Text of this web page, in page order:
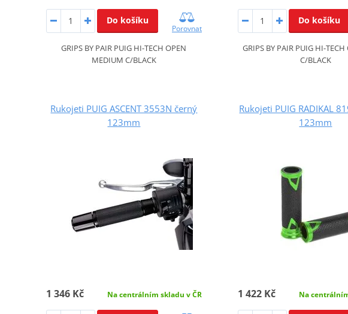
Do košíku
Porovnat
GRIPS BY PAIR PUIG HI-TECH OPEN
MEDIUM C/BLACK
Do košíku
GRIPS BY PAIR PUIG HI-TECH
C/BLACK
Rukojeti PUIG ASCENT 3553N černý
123mm
1 346 Kč Na centrálním skladu v ČR
Rukojeti PUIG RADIKAL
123mm
1 422 Kč Na